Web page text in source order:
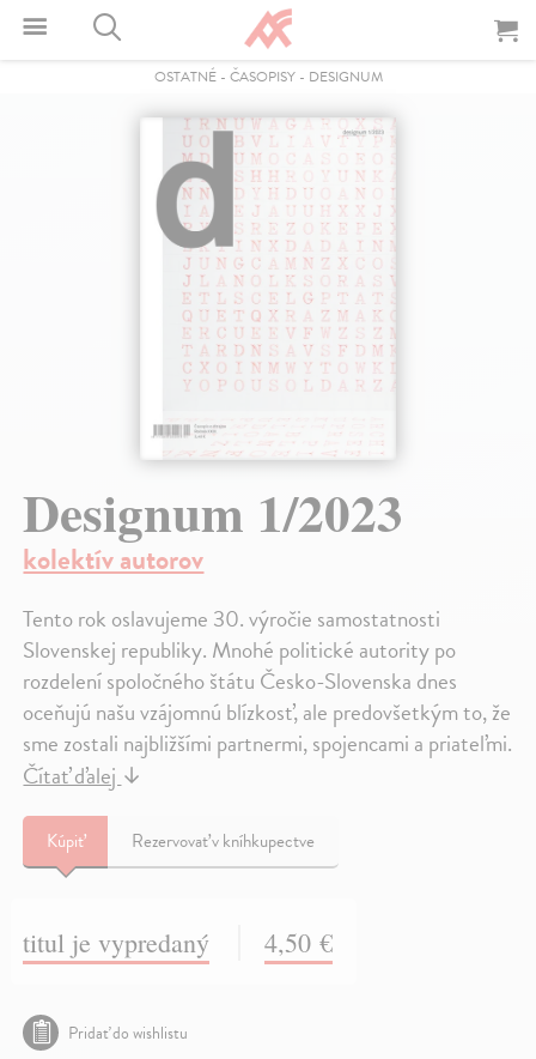
OSTATNÉ- ČASOPISY- DESIGNUM
Designum 1/2023
kolektív autorov
Tento rok oslavujeme 30. výročie samostatnosti
Slovenskej republiky. Mnohé politické autority po
rozdelení spoločného štátu Česko-Slovenska dnes
oceňujú našu vzájomnú blízkosť, ale predovšetkým to, že
sme zostali najbližšími partnermi, spojencami a priateľmi.
Čítať ďalej↓
Kúpiť Rezervovať v kníhkupectve
titul je vypredaný 4,50 €
Pridať do wishlistu